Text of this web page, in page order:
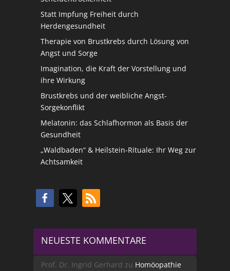
Statt Impfung Freiheit durch
Herdengesundheit
Therapie von Brustkrebs durch Lösung von
Angst und Sorge
Imagination, die Kraft der Vorstellung und
ihre Wirkung
Brustkrebs und der weibliche Angst-
Sorgekonflikt
Melatonin: das Schlafhormon als Basis der
Gesundheit
„Waldbaden“ & Heilstein-Rituale: Ihr Weg zur
Achtsamkeit
NEUESTE KOMMENTARE
Prof. Dr. Ingrid Gerhard zu Homöopathie